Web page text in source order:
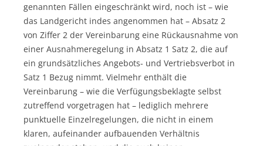
genannten Fällen eingeschränkt wird, noch ist – wie
das Landgericht indes angenommen hat – Absatz 2
von Ziffer 2 der Vereinbarung eine Rückausnahme von
einer Ausnahmeregelung in Absatz 1 Satz 2, die auf
ein grundsätzliches Angebots- und Vertriebsverbot in
Satz 1 Bezug nimmt. Vielmehr enthält die
Vereinbarung – wie die Verfügungsbeklagte selbst
zutreffend vorgetragen hat – lediglich mehrere
punktuelle Einzelregelungen, die nicht in einem
klaren, aufeinander aufbauenden Verhältnis